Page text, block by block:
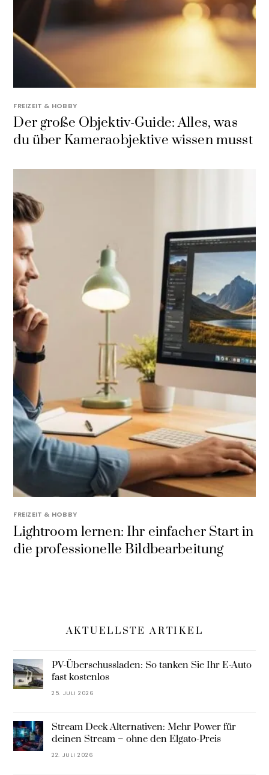
FREIZEIT & HOBBY
Der große Objektiv-Guide: Alles, was
du über Kameraobjektive wissen musst
FREIZEIT & HOBBY
Lightroom lernen: Ihr einfacher Start in
die professionelle Bildbearbeitung
AKTUELLSTE ARTIKEL
PV-Überschussladen: So tanken Sie Ihr E-Auto
fast kostenlos
25. JULI 2026
Stream Deck Alternativen: Mehr Power für
deinen Stream – ohne den Elgato-Preis
22. JULI 2026